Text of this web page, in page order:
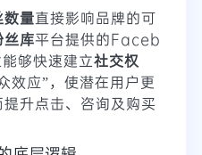
数量直接影响品牌的可
丝库平台提供的Faceb
够快速建立社交权
效应”，使潜在用户更
升点击、咨询及购买